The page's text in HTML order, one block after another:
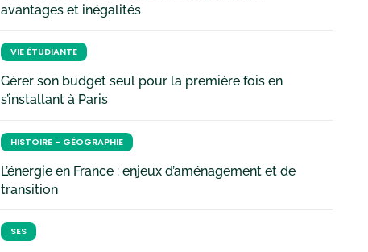
avantages et inégalités
VIE ÉTUDIANTE
Gérer son budget seul pour la première fois en
s’installant à Paris
HISTOIRE - GÉOGRAPHIE
L’énergie en France : enjeux d’aménagement et de
transition
SES